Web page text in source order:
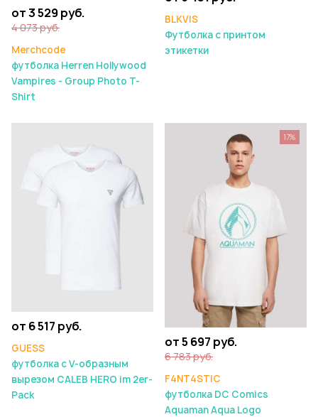
от 3 529 руб.
4 073 руб.
Merchcode
футболка Herren Hollywood
Vampires - Group Photo T-
Shirt
BLKVIS
Футболка с принтом
этикетки
от 6 517 руб.
GUESS
футболка с V-образным
вырезом CALEB HERO im 2er-
Pack
от 5 697 руб.
6 783 руб.
F4NT4STIC
футболка DC Comics
Aquaman Aqua Logo
17%